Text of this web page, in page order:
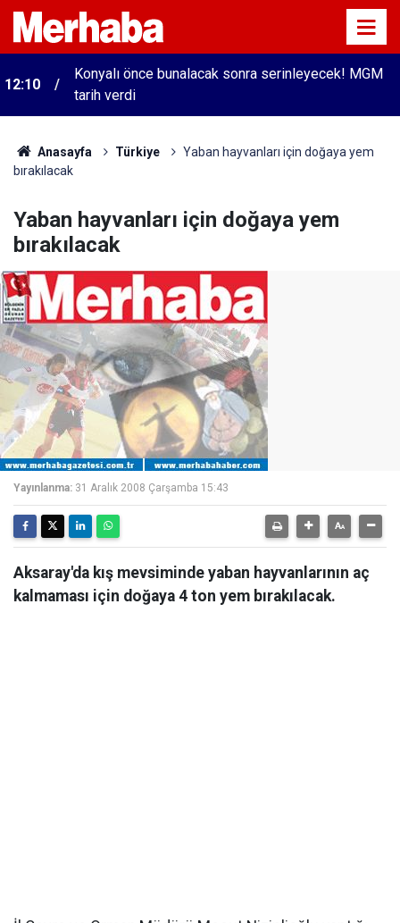
12:10
Konyalı önce bunalacak sonra serinleyecek! MGM
tarih verdi
Anasayfa Türkiye
Yaban hayvanları için doğaya yem
bırakılacak
Yaban hayvanları için doğaya yem
bırakılacak
Yayınlanma: 31 Aralık 2008 Çarşamba 15:43
Aksaray'da kış mevsiminde yaban hayvanlarının aç
kalmaması için doğaya 4 ton yem bırakılacak.